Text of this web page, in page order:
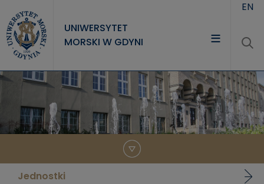
UNIWERSYTET
MORSKI W GDYNI
UNIWERSYTET
STUDIA
NAUKA
EN
Jednostki